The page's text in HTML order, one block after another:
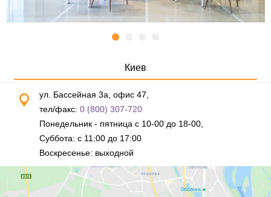
Киев
ул. Бассейная 3а, офис 47,
тел/факс: 0 (800) 307-720
Понедельник - пятница с 10-00 до 18-00,
Суббота: с 11:00 до 17:00
Воскресенье: выходной